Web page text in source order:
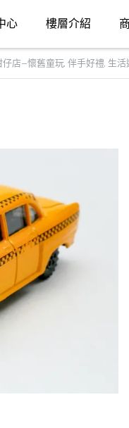
心 樓層介紹
仔店—懷舊童玩, 伴手好禮, 生活